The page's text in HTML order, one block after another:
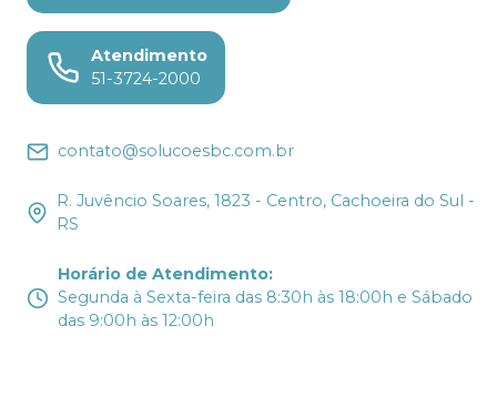
Atendimento
51-3724-2000
contato@solucoesbc.com.br
R. Juvêncio Soares, 1823 - Centro, Cachoeira do Sul -
RS
Horário de Atendimento:
Segunda à Sexta-feira das 8:30h às 18:00h e Sábado
das 9:00h às 12:00h